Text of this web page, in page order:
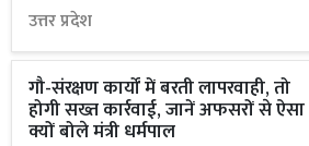
उत्तर प्रदेश
गौ-संरक्षण कार्यों में बरती लापरवाही, तो
होगी सख्त कार्रवाई, जानें अफसरों से ऐसा
क्यों बोले मंत्री धर्मपाल